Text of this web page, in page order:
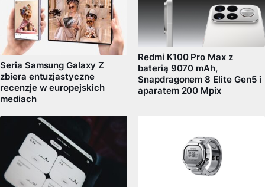
Seria Samsung Galaxy Z
zbiera entuzjastyczne
recenzje w europejskich
mediach
Redmi K100 Pro Max z
baterią 9070 mAh,
Snapdragonem 8 Elite Gen5 i
aparatem 200 Mpix